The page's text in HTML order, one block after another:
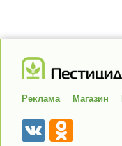
Реклама Магазин